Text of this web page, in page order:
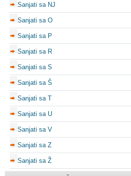
Sanjati sa NJ
Sanjati sa O
Sanjati sa P
Sanjati sa R
Sanjati sa S
Sanjati sa Š
Sanjati sa T
Sanjati sa U
Sanjati sa V
Sanjati sa Z
Sanjati sa Ž